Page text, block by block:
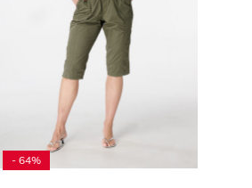
- 64%